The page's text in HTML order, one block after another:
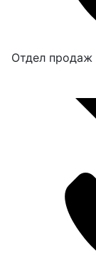
Отдел продаж